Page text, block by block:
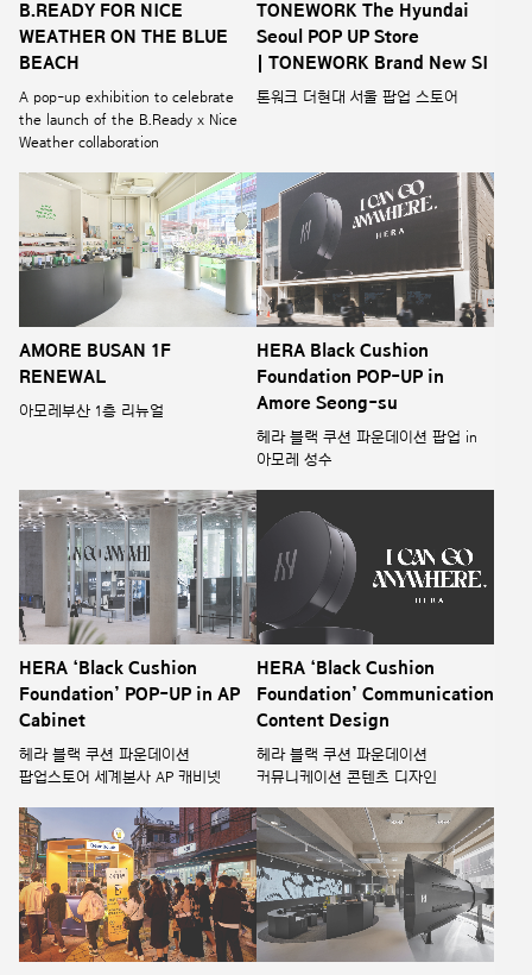
B.READY FOR NICE
WEATHER ON THE BLUE
BEACH
A pop-up exhibition to celebrate
the launch of the B.Ready x Nice
Weather collaboration
TONEWORK The Hyundai
Seoul POP UP Store
| TONEWORK Brand New SI
톤워크 더현대 서울 팝업 스토어
AMORE BUSAN 1F
RENEWAL
아모레부산 1층 리뉴얼
HERA Black Cushion
Foundation POP-UP in
Amore Seong-su
헤라 블랙 쿠션 파운데이션 팝업 in
아모레 성수
HERA ‘Black Cushion
Foundation’ POP-UP in AP
Cabinet
헤라 블랙 쿠션 파운데이션
팝업스토어 세계본사 AP 캐비넷
HERA ‘Black Cushion
Foundation’ Communication
Content Design
헤라 블랙 쿠션 파운데이션
커뮤니케이션 콘텐츠 디자인